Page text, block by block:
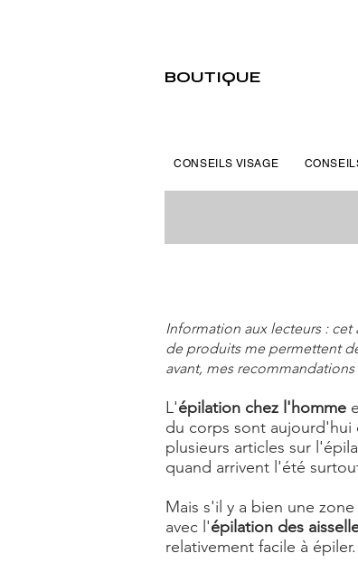
BOUTIQUE
Information aux lecteurs :
de produits me permettent
avant, mes
L'épilation chez l'homme
du corps sont aujourd'hui
plusieurs articles sur
quand arrivent l'été
Mais s'il y a bien une
avec l'épilation des
relativement facile à épiler.
CONSEILS VISAGE